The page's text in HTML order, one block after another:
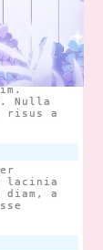
et
et,
Nulla
risus a
lacinia
a